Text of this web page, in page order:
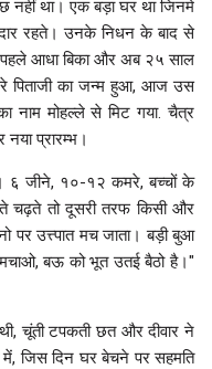
था। एक बड़ा घर था जिनमे
रहते। उनके निधन के बाद से
पहले आधा बिका और अब २५ साल
पिताजी का जन्म हुआ, आज उस
नाम मोहल्ले से मिट गया.चैत्र
प्रारम्भ।
६ जीने, १०-१२ कमरे, बच्चों के
चढ़ते तो दूसरी तरफ किसी और
पर उत्त्पात मच जाता। बड़ी बुआ
बऊ को भूत उतई बैठो है।"
चूंती टपकती छत और दीवार ने
जिस दिन घर बेचने पर सहमति